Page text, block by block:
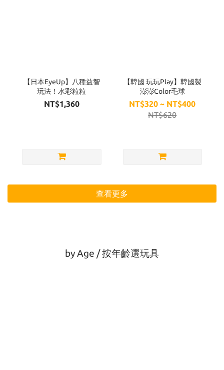
【日本EyeUp】八種益智
玩法！水彩粒粒
NT$1,360
【韓國 玩玩Play】韓國製
澎澎Color毛球
NT$320 ~ NT$400
NT$620
查看更多
by Age / 按年齡選玩具